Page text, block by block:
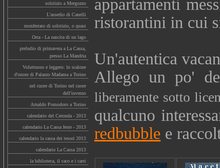
solstizio a Mergozzo
L'assedio di Canelli
monferrato di solstizio, o quasi
Orta - La nascita di un lago
preludio di primavera a La Cassa,
presso La Mandria
Voluttuoso e leggero: lo scalone
d'onore di Palazzo Madama a Torino
nel cuore di Torino nel cuore
dell'inverno
Arnaldo Pomodoro a Torino
calendario del Ceronda - 2013
calendario La Cassa feste - 2013
calendario la cassa dei tesori 2013
calendario La Cassa 2013
la biblioteca, il caco e i carri
appartamenti
ristorantini in cui
Un'autentica
Allego un po'
liberamente sotto
qualcuno
redbubble e